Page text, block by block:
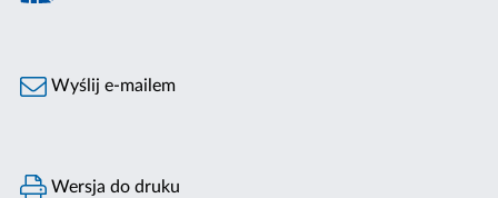
Wyślij e-mailem
Wersja do druku